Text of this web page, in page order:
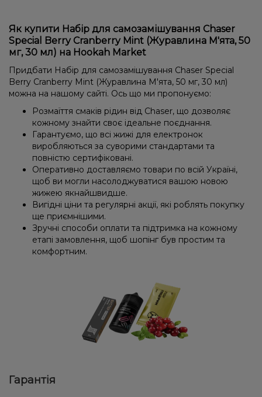
Як купити Набір для самозамішування Chaser
Special Berry Cranberry Mint (Журавлина М'ята, 50
мг, 30 мл) на Hookah Market
Придбати Набір для самозамішування Chaser Special
Berry Cranberry Mint (Журавлина М'ята, 50 мг, 30 мл)
можна на нашому сайті. Ось що ми пропонуємо:
Розмаїття смаків рідин від Chaser, що дозволяє
кожному знайти своє ідеальне поєднання.
Гарантуємо, що всі жижі для електронок
виробляються за суворими стандартами та
повністю сертифіковані.
Оперативно доставляємо товари по всій Україні,
щоб ви могли насолоджуватися вашою новою
жижею якнайшвидше.
Вигідні ціни та регулярні акції, які роблять покупку
ще приємнішими.
Зручні способи оплати та підтримка на кожному
етапі замовлення, щоб шопінг був простим та
комфортним.
Гарантія